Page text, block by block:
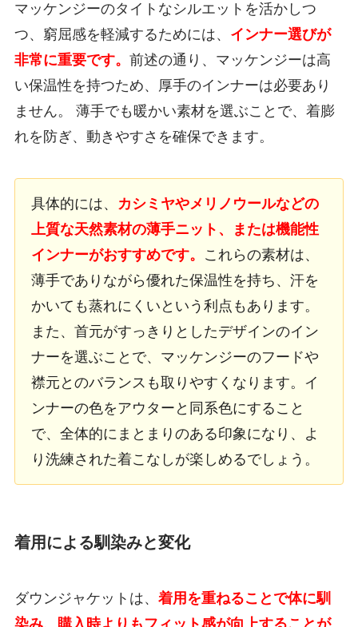
マッケンジーのタイトなシルエットを活かしつ
つ、窮屈感を軽減するためには、 インナー選びが
非常に重要です。 前述の通り、マッケンジーは高
い保温性を持つため、厚手のインナーは必要あり
ません。 薄手でも暖かい素材を選ぶことで、着膨
れを防ぎ、動きやすさを確保できます。
具体的には、
カシミヤやメリノウールなどの
上質な天然素材の薄手ニット、または機能性
インナーがおすすめです。
これらの素材は、
薄手でありながら優れた保温性を持ち、汗を
かいても蒸れにくいという利点もあります。
また、首元がすっきりとしたデザインのイン
ナーを選ぶことで、マッケンジーのフードや
襟元とのバランスも取りやすくなります。イ
ンナーの色をアウターと同系色にすること
で、全体的にまとまりのある印象になり、よ
り洗練された着こなしが楽しめるでしょう。
着用による馴染みと変化
ダウンジャケットは、 着用を重ねることで体に馴
染み、購入時よりもフィット感が向上することが